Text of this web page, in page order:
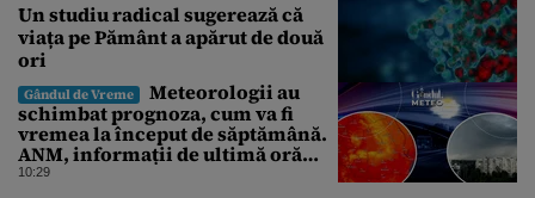
Un studiu radical sugerează că
viața pe Pământ a apărut de două
ori
Gândul de Vreme
Meteorologii au
schimbat prognoza, cum va fi
vremea la început de săptămână.
ANM, informații de ultimă oră
pentru Gândul
10:29